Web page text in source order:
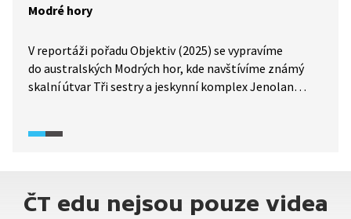
Modré hory
V reportáži pořadu Objektiv (2025) se vypravíme
do australských Modrých hor, kde navštívíme známý
skalní útvar Tři sestry a jeskynní komplex Jenolan
ČT edu nejsou pouze videa